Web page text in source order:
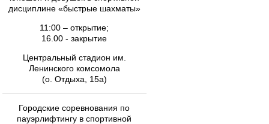
дисциплине «быстрые шахматы»
11:00 – открытие;
16.00 - закрытие
Центральный стадион им.
Ленинского комсомола
(о. Отдыха, 15а)
Городские соревнования по
пауэрлифтингу в спортивной